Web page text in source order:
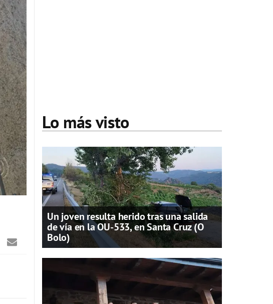
Lo más visto
Un joven resulta herido tras una salida
de vía en la OU-533, en Santa Cruz (O
Bolo)